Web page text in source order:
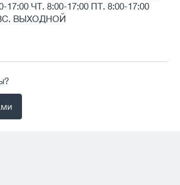
17:00 ЧТ. 8:00-17:00 ПТ. 8:00-17:00
ВЫХОДНОЙ